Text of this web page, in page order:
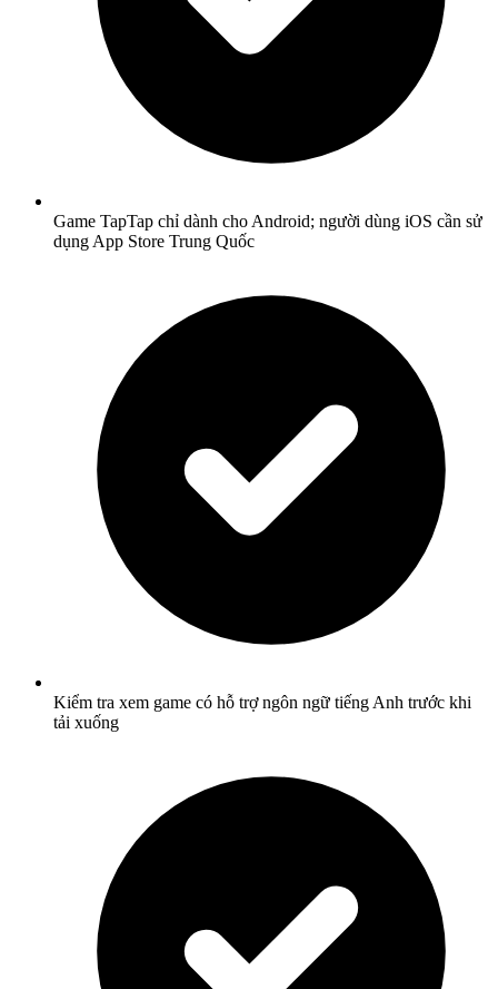
Game TapTap chỉ dành cho Android; người dùng iOS cần sử
dụng App Store Trung Quốc
Kiểm tra xem game có hỗ trợ ngôn ngữ tiếng Anh trước khi
tải xuống